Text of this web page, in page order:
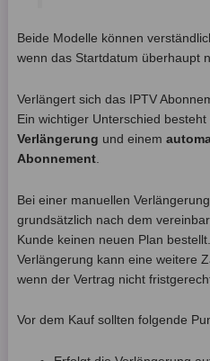
Beide Modelle können
wenn das Startdatum überhaupt
Verlängert sich das IPTV
Ein wichtiger Unterschied
Verlängerung und einem
Abonnement.
Bei einer manuellen
grundsätzlich nach dem
Kunde keinen neuen Plan
Verlängerung kann eine weitere
wenn der Vertrag nicht
Vor dem Kauf sollten folgende